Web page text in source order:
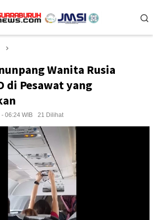
Wanita Rusia
di Pesawat yang
06:24 WIB 21 Dilihat